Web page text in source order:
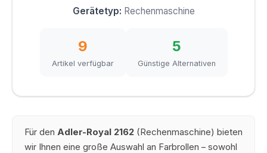
Gerätetyp: Rechenmaschine
9
Artikel verfügbar
5
Günstige Alternativen
Für den Adler-Royal 2162 (Rechenmaschine) bieten
wir Ihnen eine große Auswahl an Farbrollen – sowohl